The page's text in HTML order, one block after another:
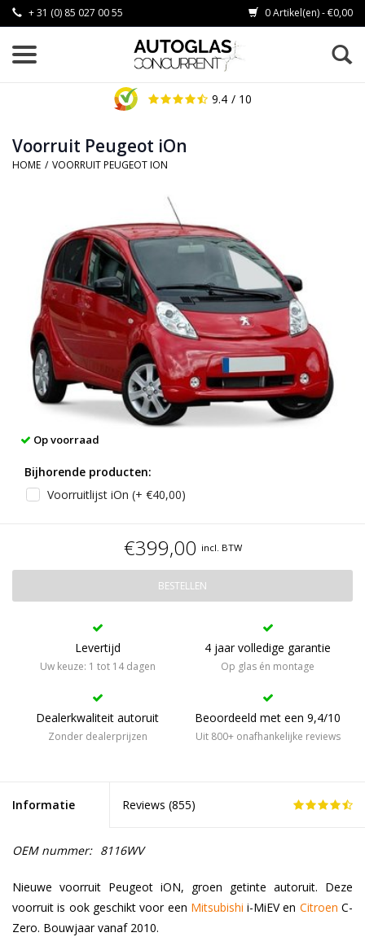
+ 31 (0) 85 027 00 55 0 Artikel(en) - €0,00
9.4 / 10
Voorruit Peugeot iOn
HOME / VOORRUIT PEUGEOT ION
Op voorraad
Bijhorende producten:
Voorruitlijst iOn (+ €40,00)
€399,00 incl. BTW
BESTELLEN
Levertijd
Uw keuze: 1 tot 14 dagen
4 jaar volledige garantie
Op glas én montage
Dealerkwaliteit autoruit
Zonder dealerprijzen
Beoordeeld met een 9,4/10
Uit 800+ onafhankelijke reviews
Informatie Reviews (855)
OEM nummer: 8116WV
Nieuwe voorruit Peugeot iON, groen getinte autoruit. Deze
voorruit is ook geschikt voor een Mitsubishi i-MiEV en Citroen C-
Zero. Bouwjaar vanaf 2010.